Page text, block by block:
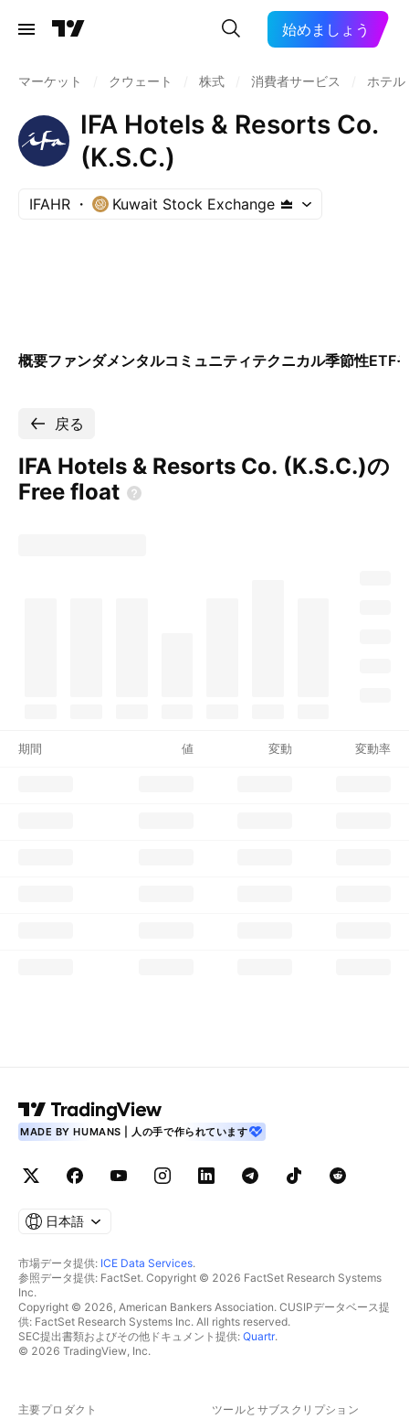
始めましょう
マーケット クウェート 株式 消費者サービス ホテ
IFA Hotels & Resorts Co.
(K.S.C.)
IFAHR Kuwait Stock Exchange
概要ファンダメンタルコミュニティテクニカル季節性ETF
戻る
IFA Hotels & Resorts Co. (K.S.C.)の
Free float
期間 値 変動 変動率
MADE BY HUMANS | 人の手で作られています
日本語
市場データ提供: ICE Data Services.
参照データ提供: FactSet. Copyright © 2026 FactSet Research Systems
Inc.
Copyright © 2026, American Bankers Association. CUSIPデータベース提
供: FactSet Research Systems Inc. All rights reserved.
SEC提出書類およびその他ドキュメント提供: Quartr.
© 2026 TradingView, Inc.
主要プロダクト ツールとサブスクリプション